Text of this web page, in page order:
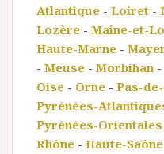
Atlantique - Loiret -
Lozère - Maine-et-
Haute-Marne -
- Meuse - Morbihan -
Oise - Orne - Pas-
Pyrénées-
Pyrénées-Orientales
Rhône - Haute-Saône